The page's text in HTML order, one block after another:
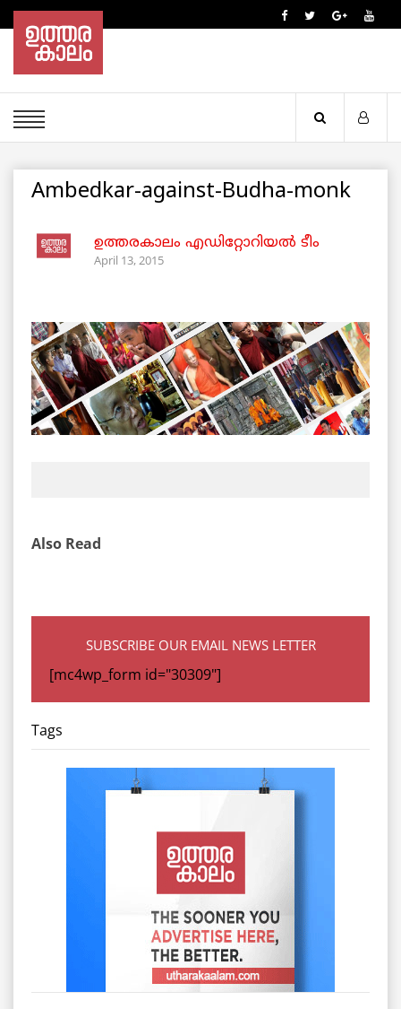
Ambedkar-against-Budha-monk
ഉത്തരകാലം എഡിറ്റോറിയല്‍ ടീം
April 13, 2015
Also Read
SUBSCRIBE OUR EMAIL NEWS LETTER
[mc4wp_form id="30309"]
Tags